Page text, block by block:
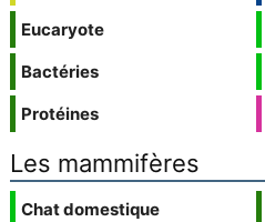
Eucaryote
Bactéries
Protéines
Les mammifères
Chat domestique